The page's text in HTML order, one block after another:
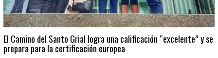
El Camino del Santo Grial logra una calificación “excelente” y se
prepara para la certificación europea